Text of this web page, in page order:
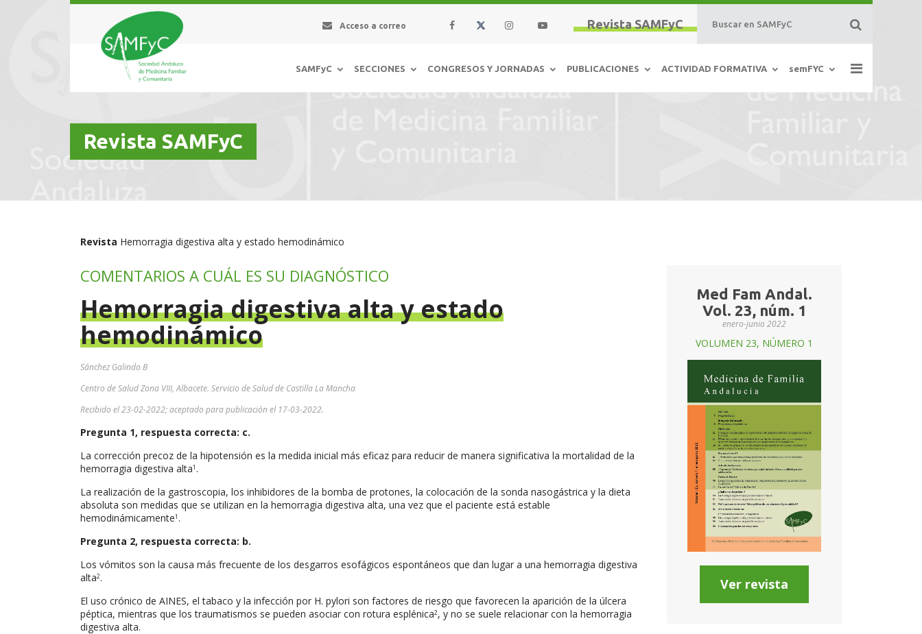
Revista SAMFyC
Acceso a correo
SAMFyC SECCIONES CONGRESOS Y JORNADAS PUBLICACIONES ACTIVIDAD FORMATIVA semFYC
Revista SAMFyC
Revista Hemorragia digestiva alta y estado hemodinámico
COMENTARIOS A CUÁL ES SU DIAGNÓSTICO
Hemorragia digestiva alta y estado
hemodinámico
Sánchez Galindo B
Centro de Salud Zona VIII, Albacete. Servicio de Salud de Castilla La Mancha
Recibido el 23-02-2022; aceptado para publicación el 17-03-2022.
Pregunta 1, respuesta correcta: c.
La corrección precoz de la hipotensión es la medida inicial más eficaz para reducir de manera significativa la mortalidad de la
hemorragia digestiva alta1 .
La realización de la gastroscopia, los inhibidores de la bomba de protones, la colocación de la sonda nasogástrica y la dieta
absoluta son medidas que se utilizan en la hemorragia digestiva alta, una vez que el paciente está estable
hemodinámicamente1 .
Pregunta 2, respuesta correcta: b.
Los vómitos son la causa más frecuente de los desgarros esofágicos espontáneos que dan lugar a una hemorragia digestiva
alta2.
El uso crónico de AINES, el tabaco y la infección por H. pylori son factores de riesgo que favorecen la aparición de la úlcera
péptica, mientras que los traumatismos se pueden asociar con rotura esplénica2, y no se suele relacionar con la hemorragia
digestiva alta.
Med Fam Andal.
Vol. 23, núm. 1
enero-junio 2022
VOLUMEN 23, NÚMERO 1
Ver revista